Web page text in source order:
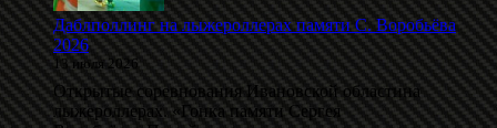
Даблполлинг на лыжероллерах памяти С. Воробьёва
2026
13 июля 2026
Открытые соревнования Ивановской областина
лыжероллерах. «Гонка памяти Сергея